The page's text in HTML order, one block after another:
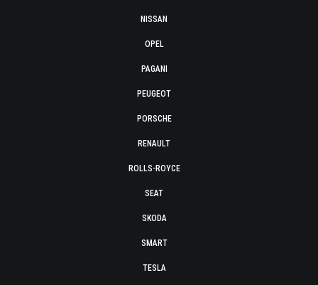
NISSAN
OPEL
PAGANI
PEUGEOT
PORSCHE
RENAULT
ROLLS-ROYCE
SEAT
SKODA
SMART
TESLA